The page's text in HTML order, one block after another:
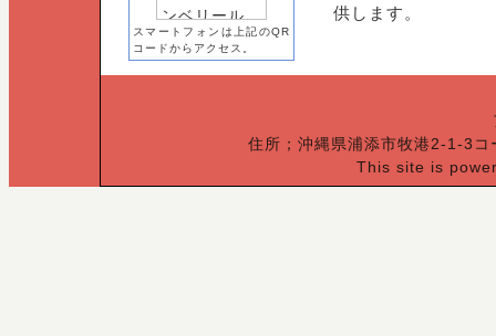
スマートフォンは上記のQR
コードからアクセス。
供します。
住所；沖縄県浦添市牧港2-1-3
This site is